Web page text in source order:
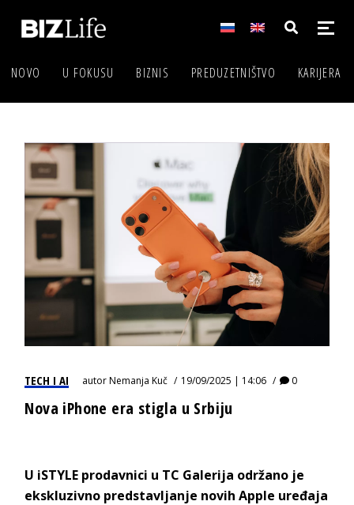
NOVO U FOKUSU BIZNIS PREDUZETNIŠTVO KARIJERA
TECH I AI autorNemanja Kuč 19/09/2025 | 14:06 0
Nova iPhone era stigla u Srbiju
U iSTYLE prodavnici u TC Galerija održano je
ekskluzivno predstavljanje novih Apple uređaja